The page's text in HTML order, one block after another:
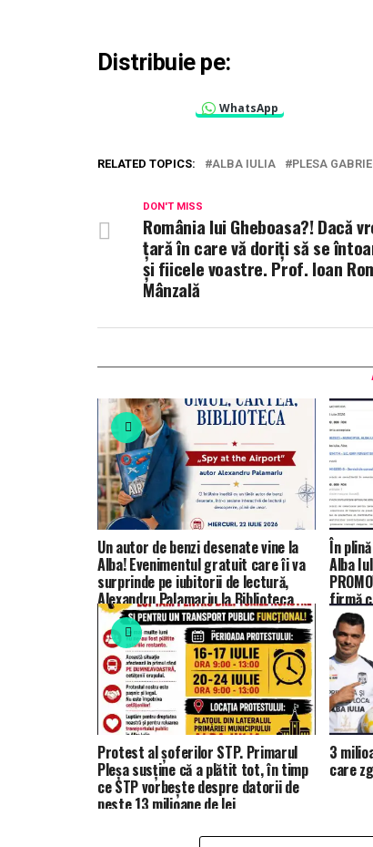
Distribuie pe:
WhatsApp
RELATED TOPICS: ALBA IULIA PLESA
DON'T MISS
România lui Gheboasa?! Dacă
țară în care vă doriți să se
și fiicele voastre. Prof. Ioan
Mânzală
Un autor de benzi desenate vine la
Alba! Evenimentul gratuit care îi va
surprinde pe iubitorii de lectură,
Alexandru Palamariu la Biblioteca
Județeană „Lucian Blaga” Alba
În
Alba
firmă
Protest al șoferilor STP. Primarul
Pleșa susține că a plătit tot, în timp
ce STP vorbește despre datorii de
peste 13 milioane de lei
3
care